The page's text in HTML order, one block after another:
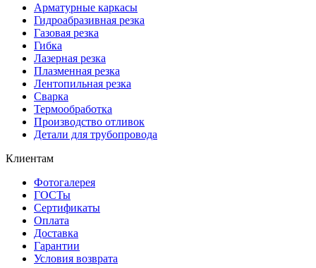
Арматурные каркасы
Гидроабразивная резка
Газовая резка
Гибка
Лазерная резка
Плазменная резка
Лентопильная резка
Сварка
Термообработка
Производство отливок
Детали для трубопровода
Клиентам
Фотогалерея
ГОСТы
Сертификаты
Оплата
Доставка
Гарантии
Условия возврата